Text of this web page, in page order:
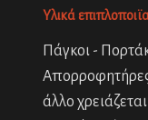
Υλικά
Πάγκοι -
Απορροφητήρες
άλλο